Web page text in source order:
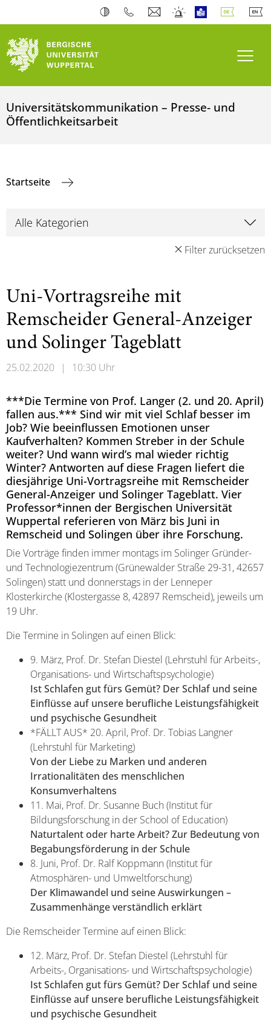
Universitätskommunikation – Presse- und
Öffentlichkeitsarbeit
Startseite
Filter zurücksetzen
Uni-Vortragsreihe mit
Remscheider General-Anzeiger
und Solinger Tageblatt
25.02.2020 | 10:30 Uhr
***Die Termine von Prof. Langer (2. und 20. April)
fallen aus.*** Sind wir mit viel Schlaf besser im
Job? Wie beeinflussen Emotionen unser
Kaufverhalten? Kommen Streber in der Schule
weiter? Und wann wird’s mal wieder richtig
Winter? Antworten auf diese Fragen liefert die
diesjährige Uni-Vortragsreihe mit Remscheider
General-Anzeiger und Solinger Tageblatt. Vier
Professor*innen der Bergischen Universität
Wuppertal referieren von März bis Juni in
Remscheid und Solingen über ihre Forschung.
Die Vorträge finden immer montags im Solinger Gründer-
und Technologiezentrum (Grünewalder Straße 29-31, 42657
Solingen) statt und donnerstags in der Lenneper
Klosterkirche (Klostergasse 8, 42897 Remscheid), jeweils um
19 Uhr.
Die Termine in Solingen auf einen Blick:
9. März, Prof. Dr. Stefan Diestel (Lehrstuhl für Arbeits-,
Organisations- und Wirtschaftspsychologie)
Ist Schlafen gut fürs Gemüt? Der Schlaf und seine
Einflüsse auf unsere berufliche Leistungsfähigkeit
und psychische Gesundheit
*FÄLLT AUS* 20. April, Prof. Dr. Tobias Langner
(Lehrstuhl für Marketing)
Von der Liebe zu Marken und anderen
Irrationalitäten des menschlichen
Konsumverhaltens
11. Mai, Prof. Dr. Susanne Buch (Institut für
Bildungsforschung in der School of Education)
Naturtalent oder harte Arbeit? Zur Bedeutung von
Begabungsförderung in der Schule
8. Juni, Prof. Dr. Ralf Koppmann (Institut für
Atmosphären- und Umweltforschung)
Der Klimawandel und seine Auswirkungen –
Zusammenhänge verständlich erklärt
Die Remscheider Termine auf einen Blick:
12. März, Prof. Dr. Stefan Diestel (Lehrstuhl für
Arbeits-, Organisations- und Wirtschaftspsychologie)
Ist Schlafen gut fürs Gemüt? Der Schlaf und seine
Einflüsse auf unsere berufliche Leistungsfähigkeit
und psychische Gesundheit